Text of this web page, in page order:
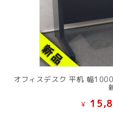
オフィスデスク 平机 幅
¥